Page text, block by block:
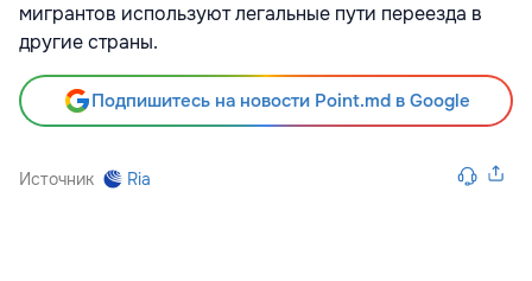
мигрантов используют легальные пути переезда в
другие страны.
Подпишитесь на новости Point.md в Google
Источник Ria